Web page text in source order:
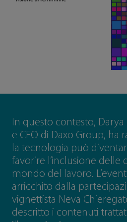
In questo contesto,
e CEO di Daxo Group, ha
la tecnologia può
favorire l’inclusione delle
mondo del lavoro.
arricchito dalla
vignettista Neva
descritto i contenuti